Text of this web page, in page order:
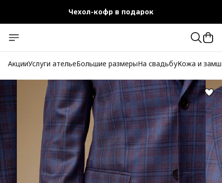
Чехол-кофр в подарок
Бесплатная доставка при заказе от 10 000 руб.
АкцииУслуги ательеБольшие размерыНа свадьбуКожа и